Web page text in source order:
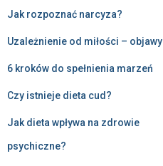
Jak rozpoznać narcyza?
Uzależnienie od miłości – objawy
6 kroków do spełnienia marzeń
Czy istnieje dieta cud?
Jak dieta wpływa na zdrowie
psychiczne?